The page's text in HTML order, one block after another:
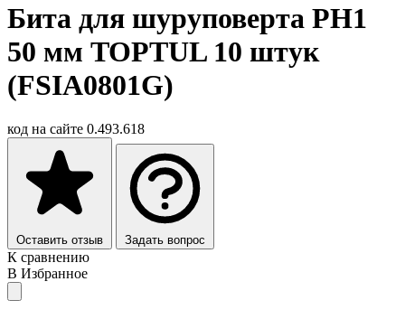
Бита для шуруповерта PH1
50 мм TOPTUL 10 штук
(FSIA0801G)
код на сайте 0.493.618
Оставить отзыв Задать вопрос
К сравнению
В Избранное